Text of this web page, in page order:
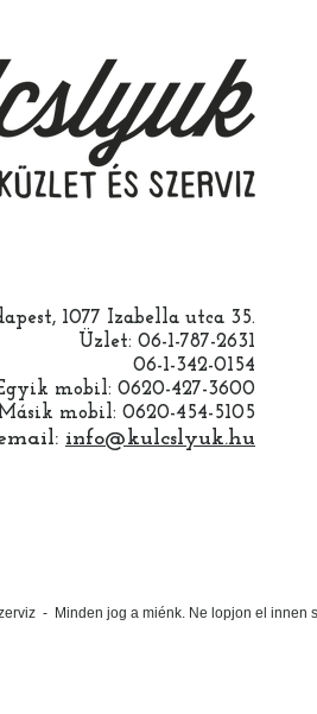
1077 Izabella utca 35.
Üzlet: 06-1-787-2631
06-1-342-0154
mobil: 0620-427-3600
mobil: 0620-454-5105
info@kulcslyuk.hu
- Minden jog a miénk. Ne lopjon el innen